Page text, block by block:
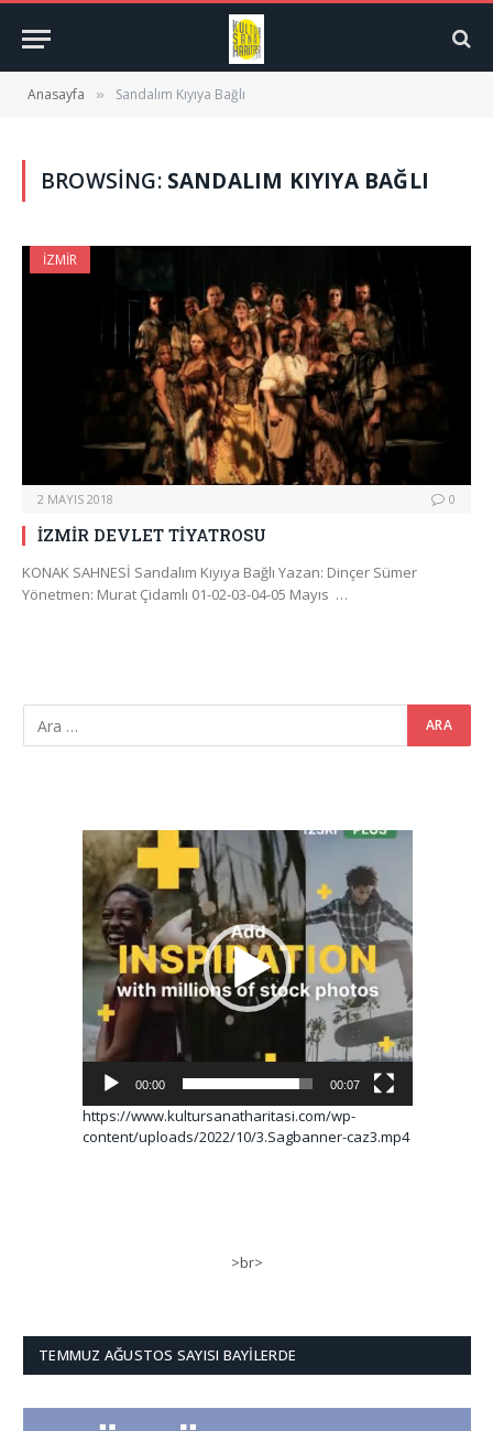
Anasayfa » Sandalım Kıyıya Bağlı
BROWSING: SANDALIM KIYIYA BAĞLI
İZMIR
2 MAYIS 2018 0
İZMİR DEVLET TİYATROSU
KONAK SAHNESİ Sandalım Kıyıya Bağlı Yazan: Dinçer Sümer
Yönetmen: Murat Çidamlı 01-02-03-04-05 Mayıs …
Video
oynatıcı
00:00 00:07
https://www.kultursanatharitasi.com/wp-
content/uploads/2022/10/3.Sagbanner-caz3.mp4
>br>
TEMMUZ AĞUSTOS SAYISI BAYILERDE